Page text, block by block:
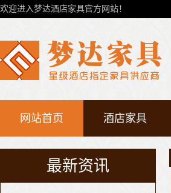
欢迎进入梦达酒店家具官方网站！
网站首页 酒店家具
最新资讯